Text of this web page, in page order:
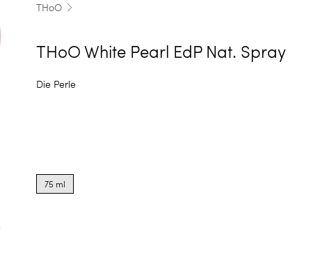
THoO
THoO White Pearl EdP Nat. Spray
Die Perle
options
for75 ml